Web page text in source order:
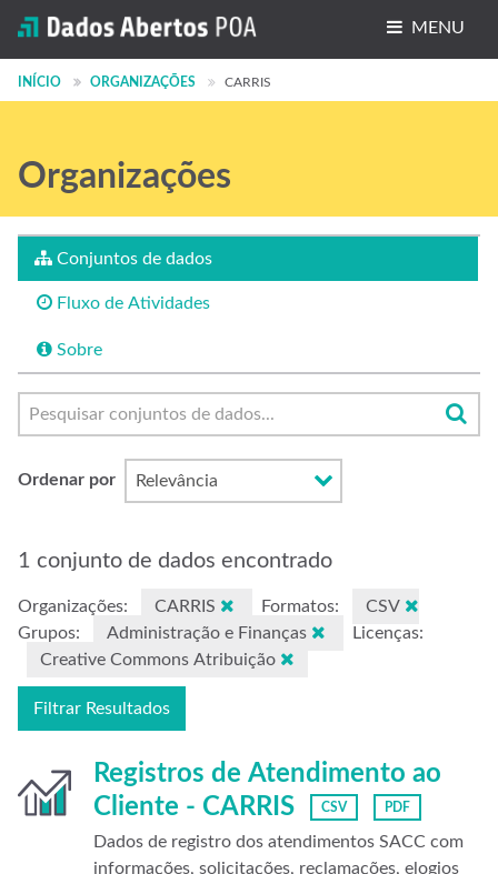
MENU
Conjuntos de dados
Grupos
INÍCIO ORGANIZAÇÕES CARRIS
Organizações
Conjuntos de dados
Fluxo de Atividades
Sobre
Ordenar por
1 conjunto de dados encontrado
Organizações: CARRIS Formatos:
CSV
Grupos:
Administração e Finanças
Licenças:
Creative Commons Atribuição
Filtrar Resultados
Registros de Atendimento ao
Cliente - CARRIS
CSV PDF
Dados de registro dos atendimentos SACC com
informações, solicitações, reclamações, elogios